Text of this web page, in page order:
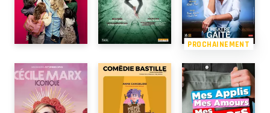
PROCHAINEMENT